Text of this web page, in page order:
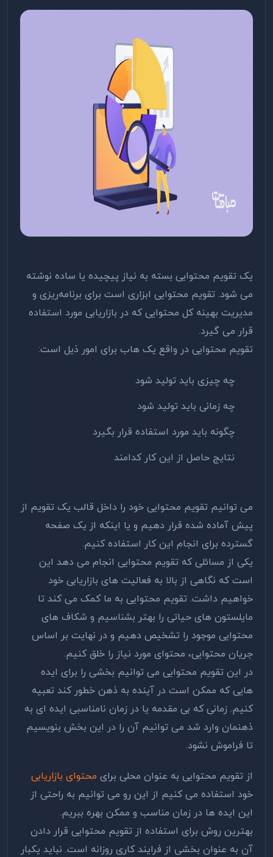
یک تقویم محتوایی بسته به نیاز پیچیده یا ساده نوشته
می شود. تقویم محتوایی ابزاری است برای برنامه‌ریزی و
مدیریت بهینه کل محتوایی که در بازاریابی مورد استفاده
قرار می گیرد.
تقویم محتوایی در واقع یک هاب برای امور ذیل است:
چه چیزی باید تولید شود
چه زمانی باید تولید شود
چگونه باید مورد استفاده قرار بگیرد
نتایج حاصل از این کار کدامند
می توانیم تقویم محتوایی خود را داخل قالب یک تقویم از
پیش آماده شده قرار دهیم و یا اینکه از یک صفحه
گسترده برای انجام این کار استفاده کنیم.
یکی از مسائلی که تقویم محتوایی انجام می دهد این
است که نگاهی از بالا به فعالیت های بازاریابی خود
خواهیم داشت. تقویم محتوایی به ما کمک می کند تا
مایلستون های حیاتی را بهتر بشناسیم و شکاف های
محتوایی موجود را تشخیص دهیم و در نهایت بر اساس
جریان محتوایی، محتوای مورد نیاز را خلق کنیم.
در این تقویم محتوایی می توانیم بخشی را برای ایده
هایی که ممکن است در آینده به ذهن خطور کند تعبیه
کنیم. زمانی که بی مقدمه یا در زمان نامناسبی ایده ای به
ذهنمان وارد شد می توانیم آن را در این بخش بنویسیم
تا فراموش نشود.
از تقویم محتوایی به عنوان محلی برای محتوای بازاریابی
خود استفاده می کنیم از این رو می توانیم به راحتی از
این ایده ها در زمان مناسب و ممکن بهره ببریم.
بهترین روش برای استفاده از تقویم محتوایی قرار دادن
آن به عنوان بخشی از فرایند کاری روزانه است. نباید یکبار